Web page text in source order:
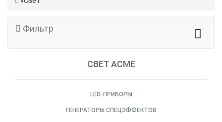
Фильтр
СВЕТ ACME
LED-ПРИБОРЫ
ГЕНЕРАТОРЫ СПЕЦЭФФЕКТОВ